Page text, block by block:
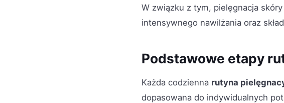
W związku z tym, pielęgnacja skóry
intensywnego nawilżania oraz
Podstawowe etapy
Każda codzienna rutyna
dopasowana do indywidualnych